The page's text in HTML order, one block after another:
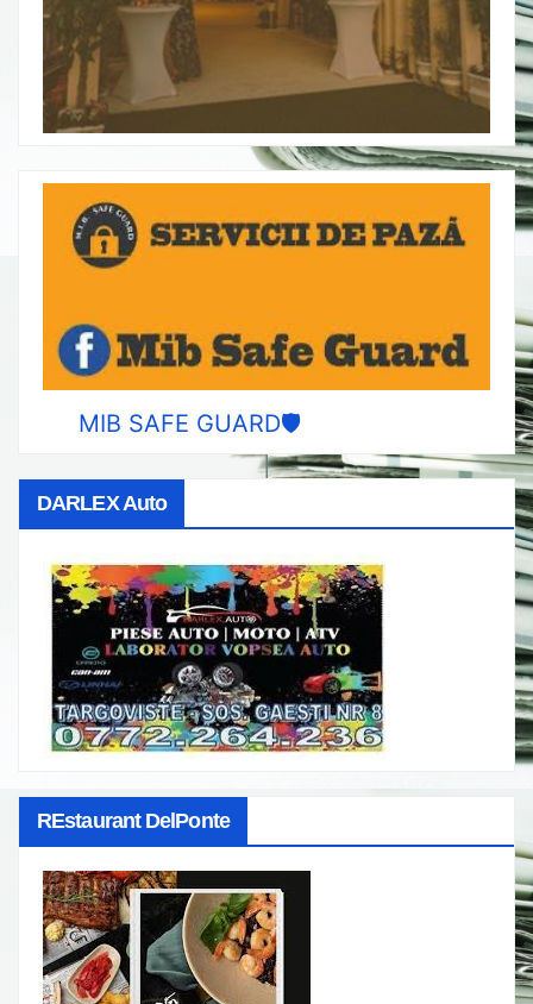
MIB SAFE GUARD🛡️
DARLEX Auto
REstaurant DelPonte